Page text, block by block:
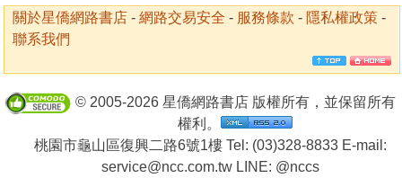
關於星僑網路書店 - 網路交易安全 - 服務條款 - 隱私權政策 -
聯系我們
© 2005-2026 星僑網路書店 版權所有，並保留所有
權利。
桃園市龜山區復興二路6號1樓 Tel: (03)328-8833 E-mail:
service@ncc.com.tw LINE: @nccs